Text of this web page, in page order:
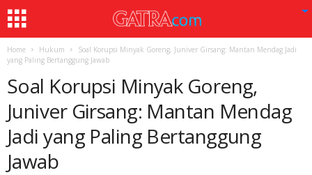
Home Hukum
Soal Korupsi Minyak Goreng, Juniver Girsang: Mantan Mendag Jadi
yang Paling Bertanggung Jawab
Soal Korupsi Minyak Goreng,
Juniver Girsang: Mantan Mendag
Jadi yang Paling Bertanggung
Jawab